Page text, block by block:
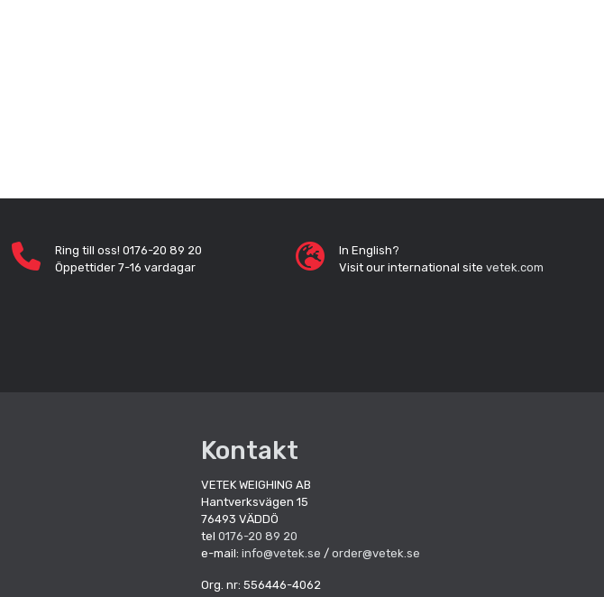
Ring till oss! 0176-20 89 20
Öppettider 7-16 vardagar
In English?
Visit our international site vetek.com
Kontakt
VETEK WEIGHING AB
Hantverksvägen 15
76493 VÄDDÖ
tel 0176-20 89 20
e-mail: info@vetek.se / order@vetek.se
Org. nr: 556446-4062